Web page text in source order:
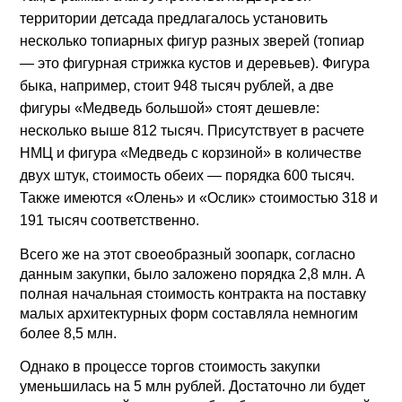
территории детсада предлагалось установить
несколько топиарных фигур разных зверей (топиар
— это фигурная стрижка кустов и деревьев). Фигура
быка, например, стоит 948 тысяч рублей, а две
фигуры «Медведь большой» стоят дешевле:
несколько выше 812 тысяч. Присутствует в расчете
НМЦ и фигура «Медведь с корзиной» в количестве
двух штук, стоимость обеих — порядка 600 тысяч.
Также имеются «Олень» и «Ослик» стоимостью 318 и
191 тысяч соответственно.
Всего же на этот своеобразный зоопарк, согласно
данным закупки, было заложено порядка 2,8 млн. А
полная начальная стоимость контракта на поставку
малых архитектурных форм составляла немногим
более 8,5 млн.
Однако в процессе торгов стоимость закупки
уменьшилась на 5 млн рублей. Достаточно ли будет